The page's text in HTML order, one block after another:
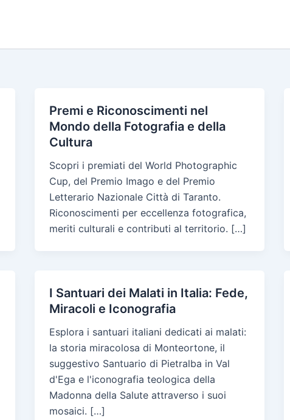
Premi e Riconoscimenti nel
Mondo della Fotografia e della
Cultura
Scopri i premiati del World Photographic
Cup, del Premio Imago e del Premio
Letterario Nazionale Città di Taranto.
Riconoscimenti per eccellenza fotografica,
meriti culturali e contributi al territorio. […]
I Santuari dei Malati in Italia: Fede,
Miracoli e Iconografia
Esplora i santuari italiani dedicati ai malati:
la storia miracolosa di Monteortone, il
suggestivo Santuario di Pietralba in Val
d'Ega e l'iconografia teologica della
Madonna della Salute attraverso i suoi
mosaici. […]